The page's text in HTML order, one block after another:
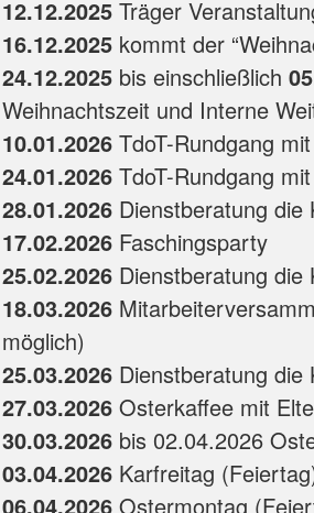
12.12.2025 Träger
16.12.2025 kommt der
24.12.2025 bis einschließlich
Weihnachtszeit und Interne
10.01.2026 TdoT-Rundgang
24.01.2026 TdoT-Rundgang
28.01.2026 Dienstberatung
17.02.2026 Faschingsparty
25.02.2026 Dienstberatung
18.03.2026
möglich)
25.03.2026 Dienstberatung
27.03.2026 Osterkaffee mit
30.03.2026 bis 02.04.2026
03.04.2026 Karfreitag
06.04.2026 Ostermontag